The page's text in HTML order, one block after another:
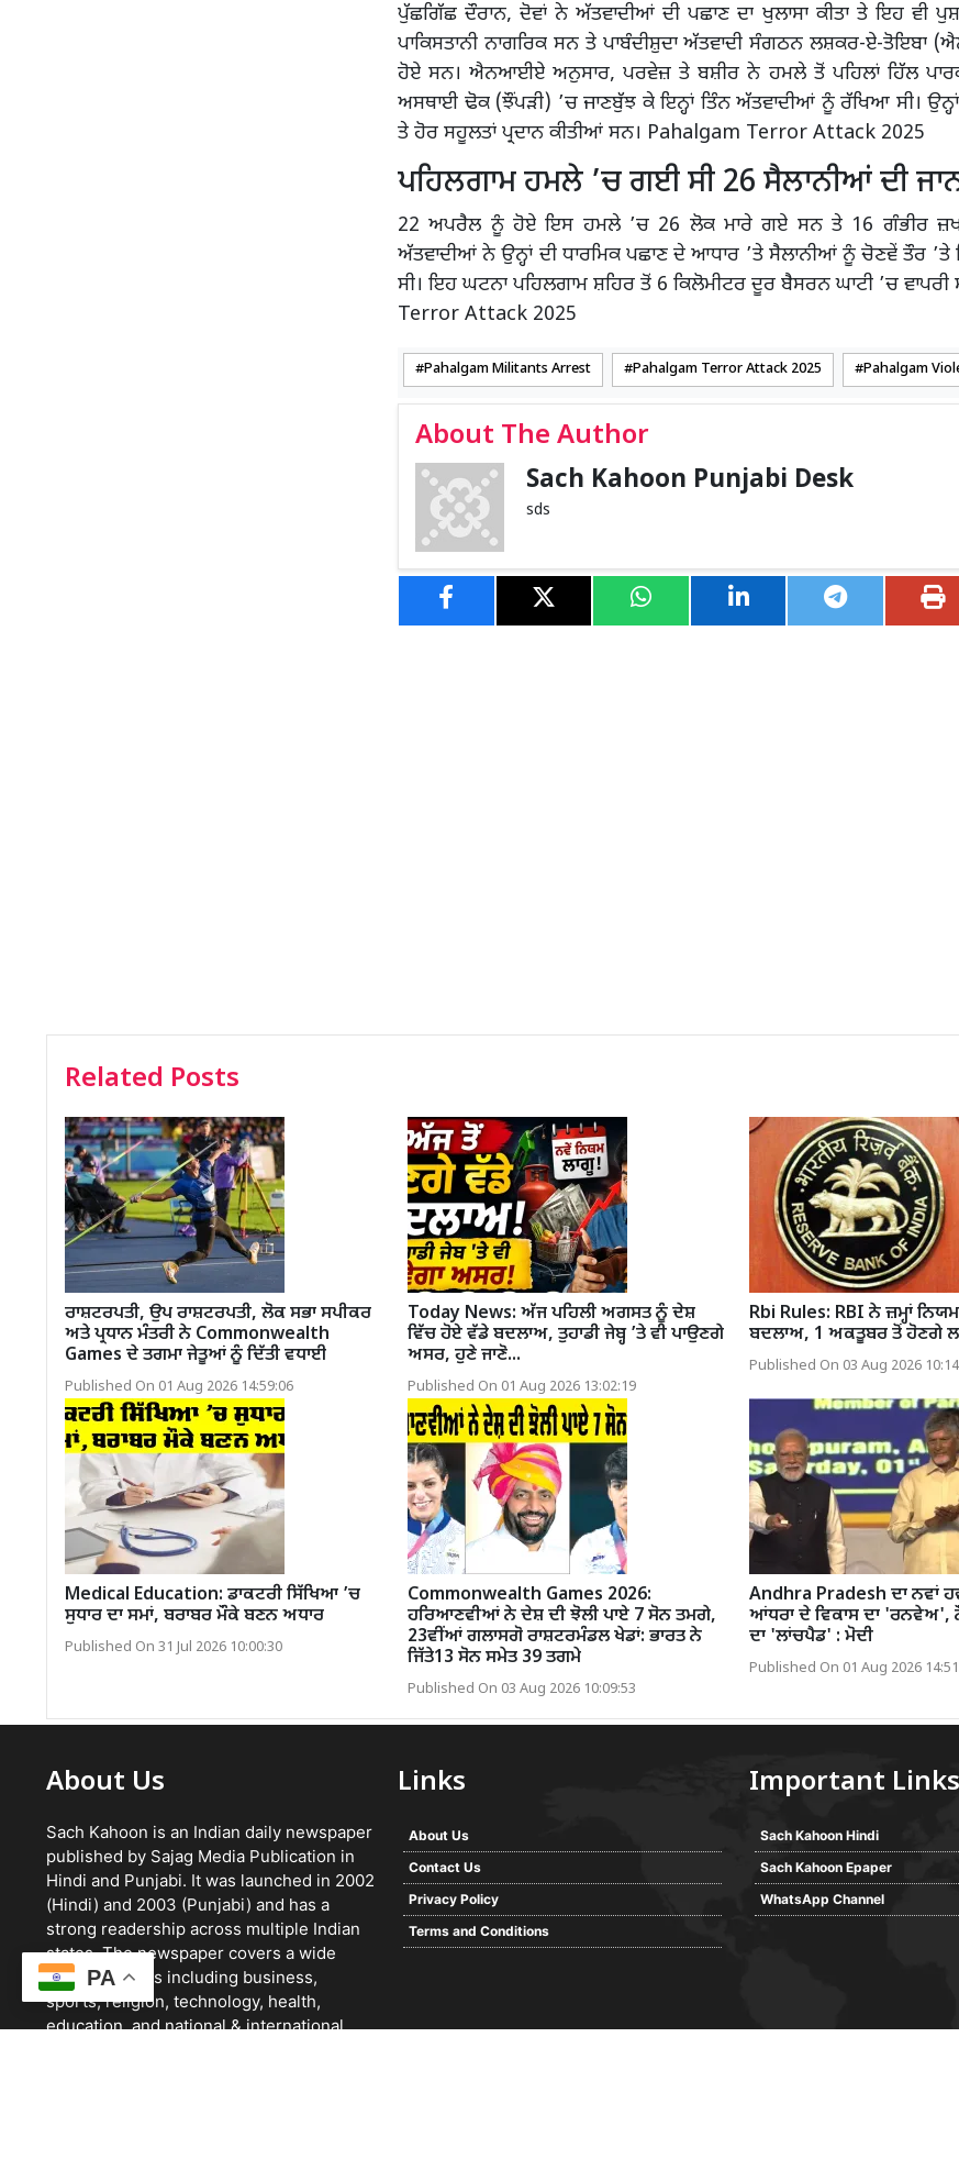
ਪੁੱਛਗਿੱਛ ਦੌਰਾਨ, ਦੋਵਾਂ ਨੇ ਅੱਤਵਾਦੀਆਂ ਦੀ ਪਛਾਣ ਦਾ ਖੁਲਾਸਾ ਕੀਤਾ ਤੇ ਇਹ ਵੀ
ਪਾਕਿਸਤਾਨੀ ਨਾਗਰਿਕ ਸਨ ਤੇ ਪਾਬੰਦੀਸ਼ੁਦਾ ਅੱਤਵਾਦੀ ਸੰਗਠਨ ਲਸ਼ਕਰ-ਏ-ਤੋਇਬਾ
ਹੋਏ ਸਨ। ਐਨਆਈਏ ਅਨੁਸਾਰ, ਪਰਵੇਜ਼ ਤੇ ਬਸ਼ੀਰ ਨੇ ਹਮਲੇ ਤੋਂ ਪਹਿਲਾਂ ਹਿੱਲ
ਅਸਥਾਈ ਢੋਕ (ਝੌਂਪੜੀ) ’ਚ ਜਾਣਬੁੱਝ ਕੇ ਇਨ੍ਹਾਂ ਤਿੰਨ ਅੱਤਵਾਦੀਆਂ ਨੂੰ ਰੱਖਿਆ ਸੀ।
ਤੇ ਹੋਰ ਸਹੂਲਤਾਂ ਪ੍ਰਦਾਨ ਕੀਤੀਆਂ ਸਨ। Pahalgam Terror Attack 2025
ਪਹਿਲਗਾਮ ਹਮਲੇ ’ਚ ਗਈ ਸੀ 26 ਸੈਲਾਨੀਆਂ ਦੀ
22 ਅਪਰੈਲ ਨੂੰ ਹੋਏ ਇਸ ਹਮਲੇ ’ਚ 26 ਲੋਕ ਮਾਰੇ ਗਏ ਸਨ ਤੇ 16 ਗੰਭੀਰ
ਅੱਤਵਾਦੀਆਂ ਨੇ ਉਨ੍ਹਾਂ ਦੀ ਧਾਰਮਿਕ ਪਛਾਣ ਦੇ ਆਧਾਰ ’ਤੇ ਸੈਲਾਨੀਆਂ ਨੂੰ ਚੋਣਵੇਂ ਤੌਰ ’ਤੇ
ਸੀ। ਇਹ ਘਟਨਾ ਪਹਿਲਗਾਮ ਸ਼ਹਿਰ ਤੋਂ 6 ਕਿਲੋਮੀਟਰ ਦੂਰ ਬੈਸਰਨ ਘਾਟੀ ’ਚ ਵਾਪਰੀ
Terror Attack 2025
Pahalgam Militants Arrest Pahalgam Terror Attack 2025 Pahalgam
About The Author
Sach Kahoon Punjabi Desk
sds
Related Posts
ਰਾਸ਼ਟਰਪਤੀ, ਉਪ ਰਾਸ਼ਟਰਪਤੀ, ਲੋਕ ਸਭਾ ਸਪੀਕਰ
ਅਤੇ ਪ੍ਰਧਾਨ ਮੰਤਰੀ ਨੇ Commonwealth
Games ਦੇ ਤਗਮਾ ਜੇਤੂਆਂ ਨੂੰ ਦਿੱਤੀ ਵਧਾਈ
Published On 01 Aug 2026 14:59:06
Today News: ਅੱਜ ਪਹਿਲੀ ਅਗਸਤ ਨੂੰ ਦੇਸ਼
ਵਿੱਚ ਹੋਏ ਵੱਡੇ ਬਦਲਾਅ, ਤੁਹਾਡੀ ਜੇਬ੍ਹ ’ਤੇ ਵੀ ਪਾਉਣਗੇ
ਅਸਰ, ਹੁਣੇ ਜਾਣੋ...
Published On 01 Aug 2026 13:02:19
Rbi Rules: RBI ਨੇ ਜ਼ਮ੍ਹਾਂ
ਬਦਲਾਅ, 1 ਅਕਤੂਬਰ ਤੋਂ ਹੋਣਗੇ
Published On 03 Aug 2026
Medical Education: ਡਾਕਟਰੀ ਸਿੱਖਿਆ ’ਚ
ਸੁਧਾਰ ਦਾ ਸਮਾਂ, ਬਰਾਬਰ ਮੌਕੇ ਬਣਨ ਅਧਾਰ
Published On 31 Jul 2026 10:00:30
Commonwealth Games 2026:
ਹਰਿਆਣਵੀਆਂ ਨੇ ਦੇਸ਼ ਦੀ ਝੋਲੀ ਪਾਏ 7 ਸੋਨ ਤਮਗੇ,
23ਵੀਂਆਂ ਗਲਾਸਗੋ ਰਾਸ਼ਟਰਮੰਡਲ ਖੇਡਾਂ: ਭਾਰਤ ਨੇ
ਜਿੱਤੇ13 ਸੋਨ ਸਮੇਤ 39 ਤਗਮੇ
Published On 03 Aug 2026 10:09:53
Andhra Pradesh ਦਾ ਨਵਾਂ
ਆਂਧਰਾ ਦੇ ਵਿਕਾਸ ਦਾ 'ਰਨਵੇਅ',
ਦਾ 'ਲਾਂਚਪੈਡ' : ਮੋਦੀ
Published On 01 Aug 2026
About Us
Sach Kahoon is an Indian daily newspaper
published by Sajag Media Publication in
Hindi and Punjabi. It was launched in 2002
(Hindi) and 2003 (Punjabi) and has a
strong readership across multiple Indian
states. The newspaper covers a wide
range of topics including business,
sports, religion, technology, health,
education, and national & international
Links
About Us
Contact Us
Privacy Policy
Terms and Conditions
Important Links
Sach Kahoon Hindi
Sach Kahoon Epaper
WhatsApp Channel
PA